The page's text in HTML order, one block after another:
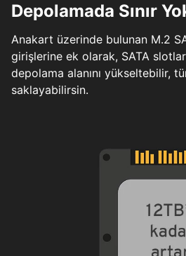
Depolamada Sınır
Anakart üzerinde bulunan M.2
girişlerine ek olarak, SATA
depolama alanını yükseltebilir,
saklayabilirsin.